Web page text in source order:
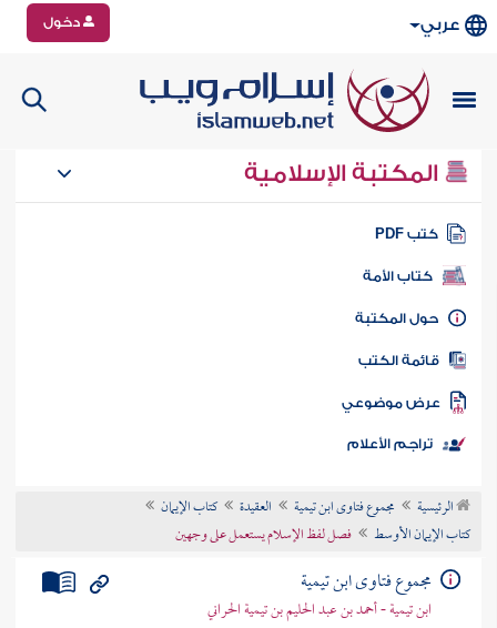
عربي دخول
المكتبة الإسلامية
كتب PDF
كتاب الأمة
المكتبة
الكتب
موضوعي
تراجم الأعلام
الرئيسية مجموع فتاوى ابن تيمية العقيدة
كتاب الإيمان
كتاب الإيمان الأوسط
فصل لفظ الإسلام يستعمل على وجهين
مجموع فتاوى ابن تيمية
ابن تيمية - أحمد بن عبد الحليم بن تيمية الحراني